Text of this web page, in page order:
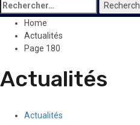
Rechercher :
Home
Actualités
Page 180
Actualités
Actualités